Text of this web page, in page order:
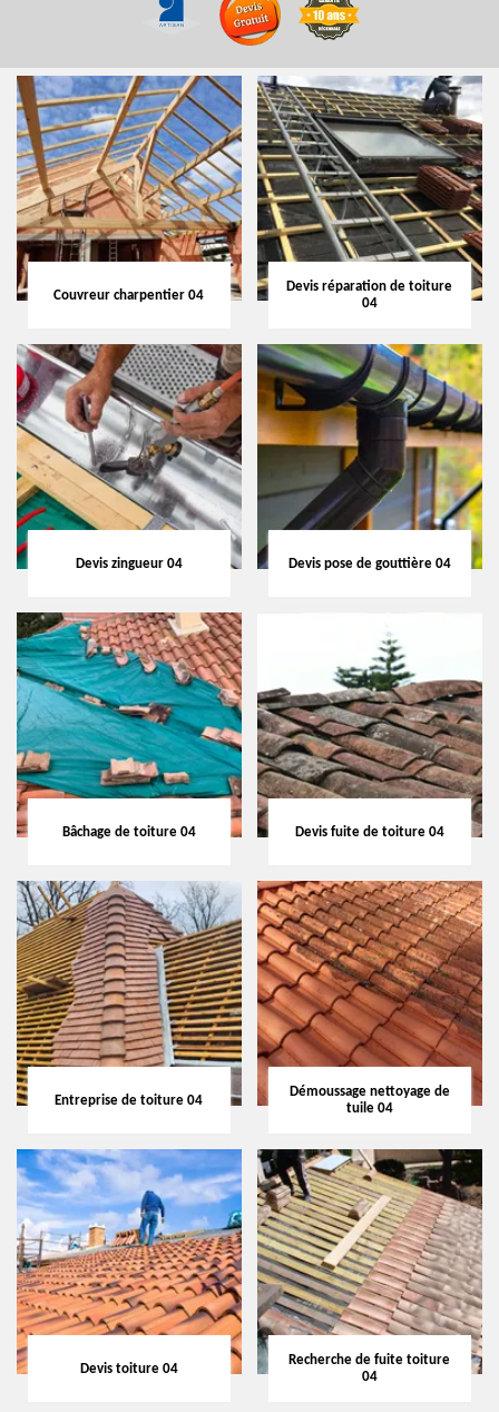
Couvreur charpentier 04
Devis réparation de toiture
04
Devis zingueur 04 Devis pose de gouttière 04
Bâchage de toiture 04 Devis fuite de toiture 04
Entreprise de toiture 04
Démoussage nettoyage de
tuile 04
Devis toiture 04
Recherche de fuite toiture
04